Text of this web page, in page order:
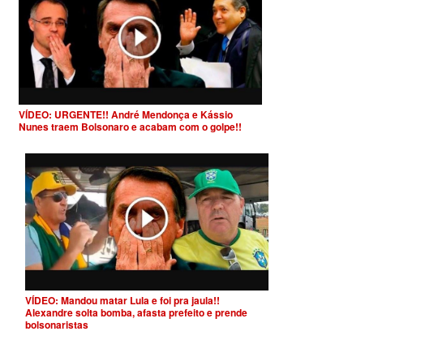
VÍDEO: URGENTE!! André Mendonça e Kássio
Nunes traem Bolsonaro e acabam com o golpe!!
VÍDEO: Mandou matar Lula e foi pra jaula!!
Alexandre solta bomba, afasta prefeito e prende
bolsonaristas